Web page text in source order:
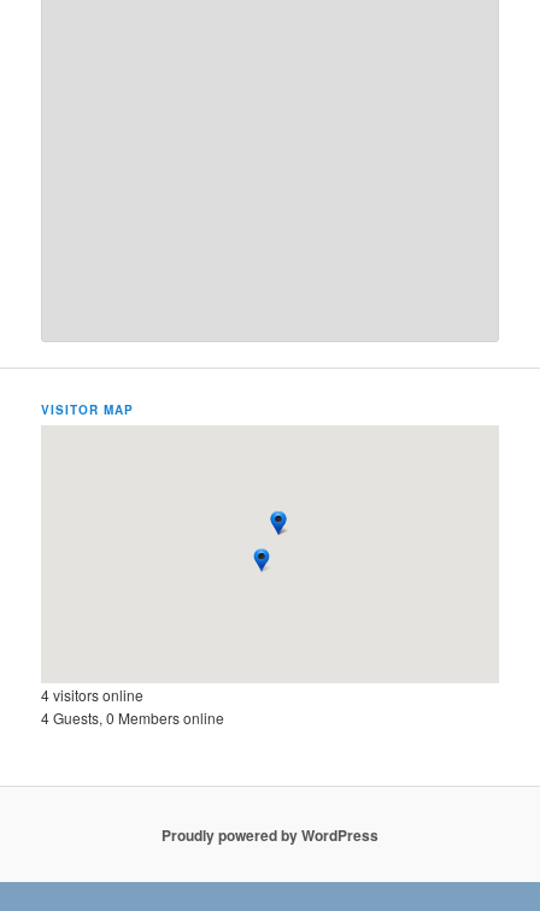
VISITOR MAP
4 visitors online
4 Guests, 0 Members online
Proudly powered by WordPress